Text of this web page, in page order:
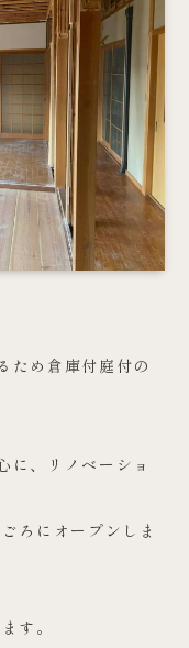
ため倉庫付庭付の
に、リノベーショ
ろにオープンしま
す。